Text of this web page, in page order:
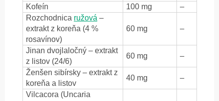
Kofeín
100 mg
–
Rozchodnica ružová –
extrakt z koreňa (4 %
rosavínov)
60 mg –
Jinan dvojlaločný – extrakt
z listov (24/6)
60 mg
–
Ženšen sibírsky – extrakt z
koreňa a listov
40 mg
–
Vilcacora (Uncaria